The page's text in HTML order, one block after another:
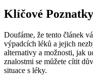
Klíčové Poznatky
Doufáme, že tento článek
výpadcích léků a jejich
alternativy a možnosti, jak
znalostmi se můžete cítit
situace s léky.